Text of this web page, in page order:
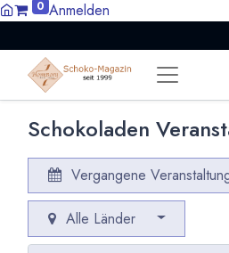
0 Anmelden
Schokoladen
Vergangene
Alle Länder